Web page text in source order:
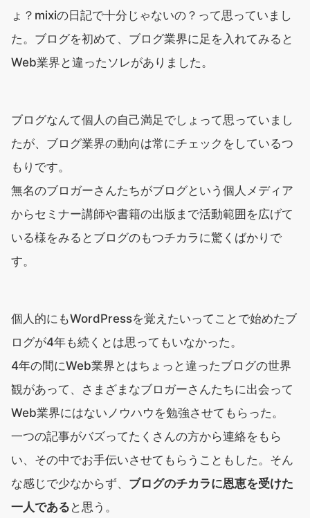
ょ？mixiの日記で十分じゃないの？って思っていまし
た。ブログを初めて、ブログ業界に足を入れてみると
Web業界と違ったソレがありました。
ブログなんて個人の自己満足でしょって思っていまし
たが、ブログ業界の動向は常にチェックをしているつ
もりです。
無名のブロガーさんたちがブログという個人メディア
からセミナー講師や書籍の出版まで活動範囲を広げて
いる様をみるとブログのもつチカラに驚くばかりで
す。
個人的にもWordPressを覚えたいってことで始めたブ
ログが4年も続くとは思ってもいなかった。
4年の間にWeb業界とはちょっと違ったブログの世界
観があって、さまざまなブロガーさんたちに出会って
Web業界にはないノウハウを勉強させてもらった。
一つの記事がバズってたくさんの方から連絡をもら
い、その中でお手伝いさせてもらうこともした。そん
な感じで少なからず、 ブログのチカラに恩恵を受けた
一人である と思う。